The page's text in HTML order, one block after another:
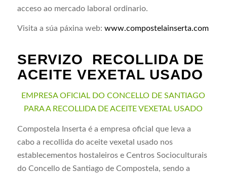
acceso ao mercado laboral ordinario.
Visita a súa páxina web: www.compostelainserta.com
SERVIZO RECOLLIDA DE
ACEITE VEXETAL USADO
EMPRESA OFICIAL DO CONCELLO DE SANTIAGO
PARA A RECOLLIDA DE ACEITE VEXETAL USADO
Compostela Inserta é a empresa oficial que leva a
cabo a recollida do aceite vexetal usado nos
establecementos hostaleiros e Centros Socioculturais
do Concello de Santiago de Compostela, sendo a